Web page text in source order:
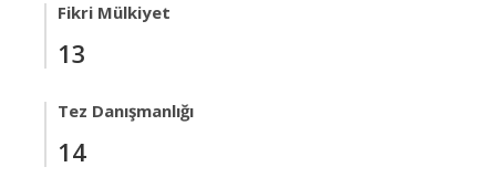
Fikri Mülkiyet
13
Tez Danışmanlığı
14